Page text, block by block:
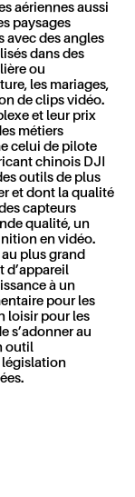
aériennes aussi
paysages
avec des angles
dans des
ou
les mariages,
de clips vidéo.
et leur prix
métiers
celui de pilote
chinois DJI
outils de plus
et dont la qualité
capteurs
qualité, un
en vidéo.
plus grand
d’appareil
à un
pour les
loisir pour les
s’adonner au
outil
législation